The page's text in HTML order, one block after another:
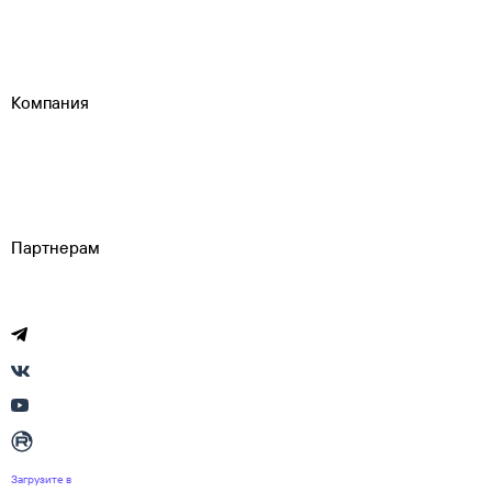
Компания
Партнерам
Загрузите в